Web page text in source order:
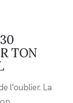
TON
l'oublier. La